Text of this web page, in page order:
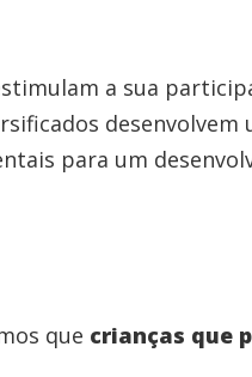
a sua
desenvolvem
para um
que crianças que